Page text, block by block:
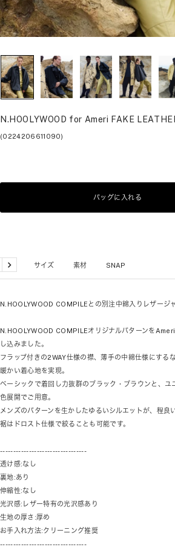
細 サイズ 素材 SNAP
次
へ
N.HOOLYWOOD COMPILEとの別注中綿入りレザージ
N.HOOLYWOOD COMPILEオリジナルパターンを
し込みました。
フラップ付きの2WAY仕様の襟、薄手の中綿仕様にする
暖かい着心地を実現。
ベーシックで着回し力抜群のブラック・ブラウンと、ユ
色展開でご用意。
メンズのパターンを生かしたゆるいシルエットが、程良
裾はドロスト仕様で絞ることも可能です。
---------------------------------
透け感:なし
裏地:あり
伸縮性:なし
光沢感:レザー特有の光沢感あり
生地の厚さ:厚め
お手入れ方法:クリーニング推奨
---------------------------------
N.HOOLYWOOD for Ameri FAKE
(0224206611090)
バッグに入れる